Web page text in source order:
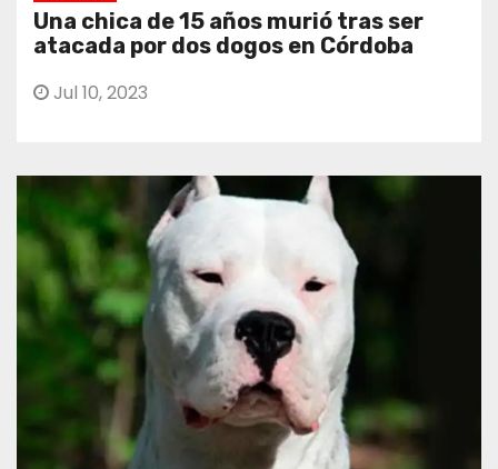
Una chica de 15 años murió tras ser
atacada por dos dogos en Córdoba
Jul 10, 2023